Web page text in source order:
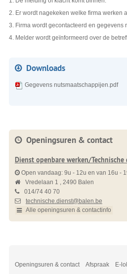
Openingsuren & contact Afspraak E-
2. Er wordt nagekeken welke firma werken
3. Firma wordt gecontacteerd en gegevens
4. Melder wordt geïnformeerd over de
Downloads
Gegevens nutsmaatschappijen.pdf
Openingsuren & contact
Dienst openbare werken/Technische
Open vandaag: 9u - 12u en van 16u -
Vredelaan 1
2490 Balen
014/74 40 70
technische.dienst@balen.be
Alle openingsuren & contactinfo